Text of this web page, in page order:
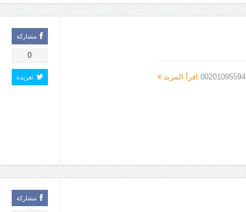
اقرأ المزيد
مشاركة
0
تغريدة
مشاركة